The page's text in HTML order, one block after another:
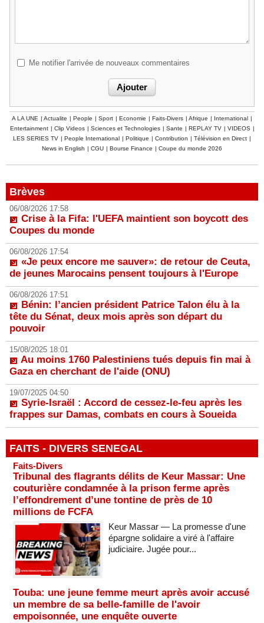
Me notifier l'arrivée de nouveaux commentaires
A LA UNE | Actualite | People | Sport | Economie | Faits-Divers | Afrique | International |
Entertainment | Clip Videos | Sciences et Technologies | Sante | REPLAY TV | VIDEOS |
LES SERIES TV | People International | Politique | Contribution | Télévision en Direct |
News in English | CGU | Bourse Finance | Coupe du monde 2026
Brèves
06/08/2026 17:58
Crise à la Fifa: l'UEFA maintient son boycott des
Coupes du monde
06/08/2026 17:54
«Je peux encore me sauver»: de retour de Ceuta,
de jeunes Marocains pensent toujours à l'Europe
06/08/2026 17:51
Bénin: l’ancien président Patrice Talon élu à la
tête du Sénat, deux mois après son départ du
pouvoir
15/08/2025 18:01
Au moins 1760 Palestiniens tués depuis fin mai à
Gaza en cherchant de l'aide (ONU)
19/07/2025 04:50
Syrie-Israël : Accord de cessez-le-feu après les
frappes sur Damas, combats en cours à Soueida
FAITS - DIVERS SENEGAL
Faits-Divers
Tribunal des flagrants délits de Keur Massar: Une
couturière condamnée à la prison ferme après
l’effondrement d’une tontine de près de 10
millions de FCFA
Keur Massar — La promesse d'une
épargne solidaire a viré à l'affaire
judiciaire. Jugée pour...
Touba: une jeune femme meurt après avoir accusé
un membre de sa belle-famille de l'avoir
empoisonnée, une enquête ouverte